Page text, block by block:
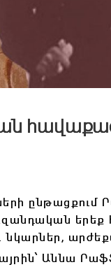
ընթացքում
նկարներ,
Աննա